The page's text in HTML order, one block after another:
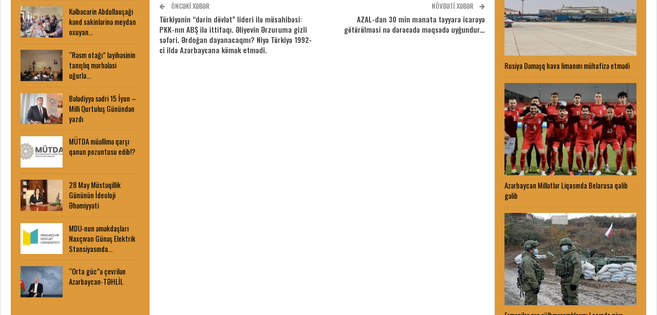
ÖNCƏKI XƏBƏR
Türkiyənin “dərin dövlət” lideri ilə müsahibəsi:
PKK-nın ABŞ ilə ittifaqı. Əliyevin Ərzuruma gizli
səfəri. Ərdoğan dayanacaqmı? Niyə Türkiyə 1992-
ci ildə Azərbaycana kömək etmədi.
NÖVBƏTI XƏBƏR
AZAL-dan 30 min manata təyyarə icarəyə
götürülməsi nə dərəcədə məqsədə uyğundur…
Rusiya Dəməşq hava limanını mühafizə etmədi
Azərbaycan Millətlər Liqasında Belarusa qalib
gəlib
Kəlbəcərin Abdullauşağı
kənd sakinlərinə meydan
oxuyan…
“Rəsm otağı” layihəsinin
tanışlıq mərhələsi
uğurla…
Bələdiyyə sədri 15 İyun –
Milli Qurtuluş Günündən
yazdı
MÜTDA müəllimə qarşı
qanun pozuntusu edib!?
28 May Müstəqillik
Gününün İdeoloji
Əhəmiyyəti
MDU-nun əməkdaşları
Naxçıvan Günəş Elektrik
Stansiyasında…
“Orta güc”ə çevrilən
Azərbaycan-TƏHLİL